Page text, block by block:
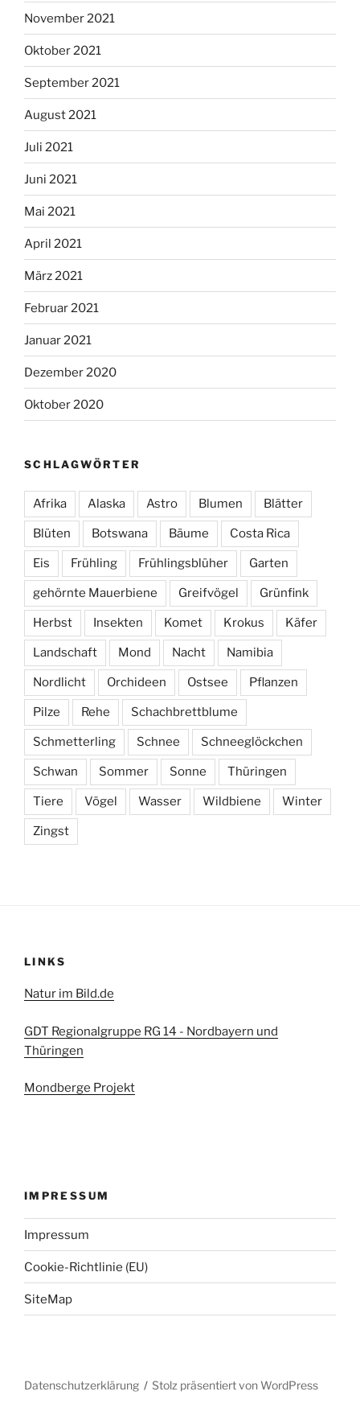
November 2021
Oktober 2021
September 2021
August 2021
Juli 2021
Juni 2021
Mai 2021
April 2021
März 2021
Februar 2021
Januar 2021
Dezember 2020
Oktober 2020
SCHLAGWÖRTER
Afrika Alaska Astro Blumen Blätter
Blüten Botswana Bäume Costa Rica
Eis Frühling Frühlingsblüher Garten
gehörnte Mauerbiene Greifvögel Grünfink
Herbst Insekten Komet Krokus Käfer
Landschaft Mond Nacht Namibia
Nordlicht Orchideen Ostsee Pflanzen
Pilze Rehe Schachbrettblume
Schmetterling Schnee Schneeglöckchen
Schwan Sommer Sonne Thüringen
Tiere Vögel Wasser Wildbiene Winter
Zingst
LINKS
Natur im Bild.de
GDT Regionalgruppe RG 14 - Nordbayern und
Thüringen
Mondberge Projekt
IMPRESSUM
Impressum
Cookie-Richtlinie (EU)
SiteMap
Datenschutzerklärung Stolz präsentiert von WordPress